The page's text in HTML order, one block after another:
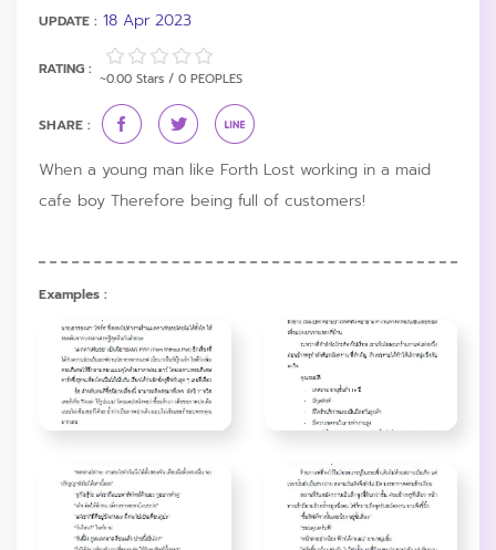
UPDATE : 18 Apr 2023
RATING :
~0.00 Stars / 0 PEOPLES
SHARE :
When a young man like Forth Lost working in a maid
cafe boy Therefore being full of customers!
Examples :